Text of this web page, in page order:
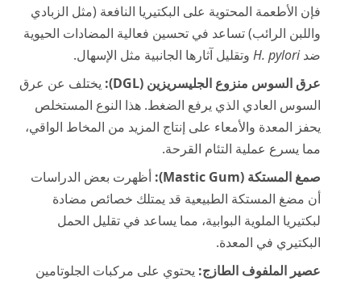
فإن الأطعمة المحتوية على البكتيريا النافعة (مثل الزبادي
واللبن الرائب) تساعد في تحسين فعالية المضادات الحيوية
ضدH. pylori وتقليل آثارها الجانبية مثل الإسهال.
عرق السوس منزوع الجليسريزين (DGL):
يختلف عن عرق
السوس العادي الذي يرفع الضغط. هذا النوع المستخلص
يحفز المعدة والأمعاء على إنتاج المزيد من المخاط الواقي،
مما يسرع عملية التئام القرحة.
صمغ المستكة (Mastic Gum):
أظهرت بعض الدراسات
أن مضغ المستكة الطبيعية قد يمتلك خصائص مضادة
لبكتيريا الملوية البوابية، مما يساعد في تقليل الحمل
البكتيري في المعدة.
عصير الملفوف الطازج: يحتوي على مركبات الجلوتامين